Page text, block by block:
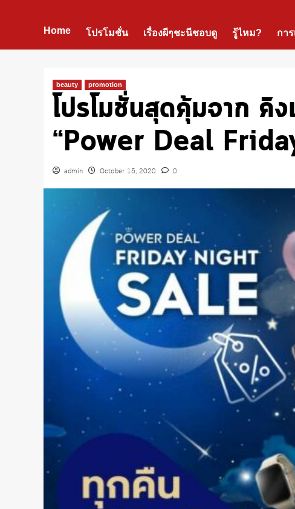
Home โปรโมชั่น เรื่องผีๆชะนีชอบดู รู้ไหม? การ
beauty promotion
โปรโมชั่นสุดคุ้มจาก คิ
“Power Deal
admin October 15, 2020 0